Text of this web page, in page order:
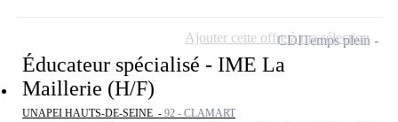
Éducateur spécialisé - IME La
Maillerie (H/F)
UNAPEI HAUTS-DE-SEINE - 92 - CLAMART
CDITemps plein
Ajouter cette offre à ma sélection